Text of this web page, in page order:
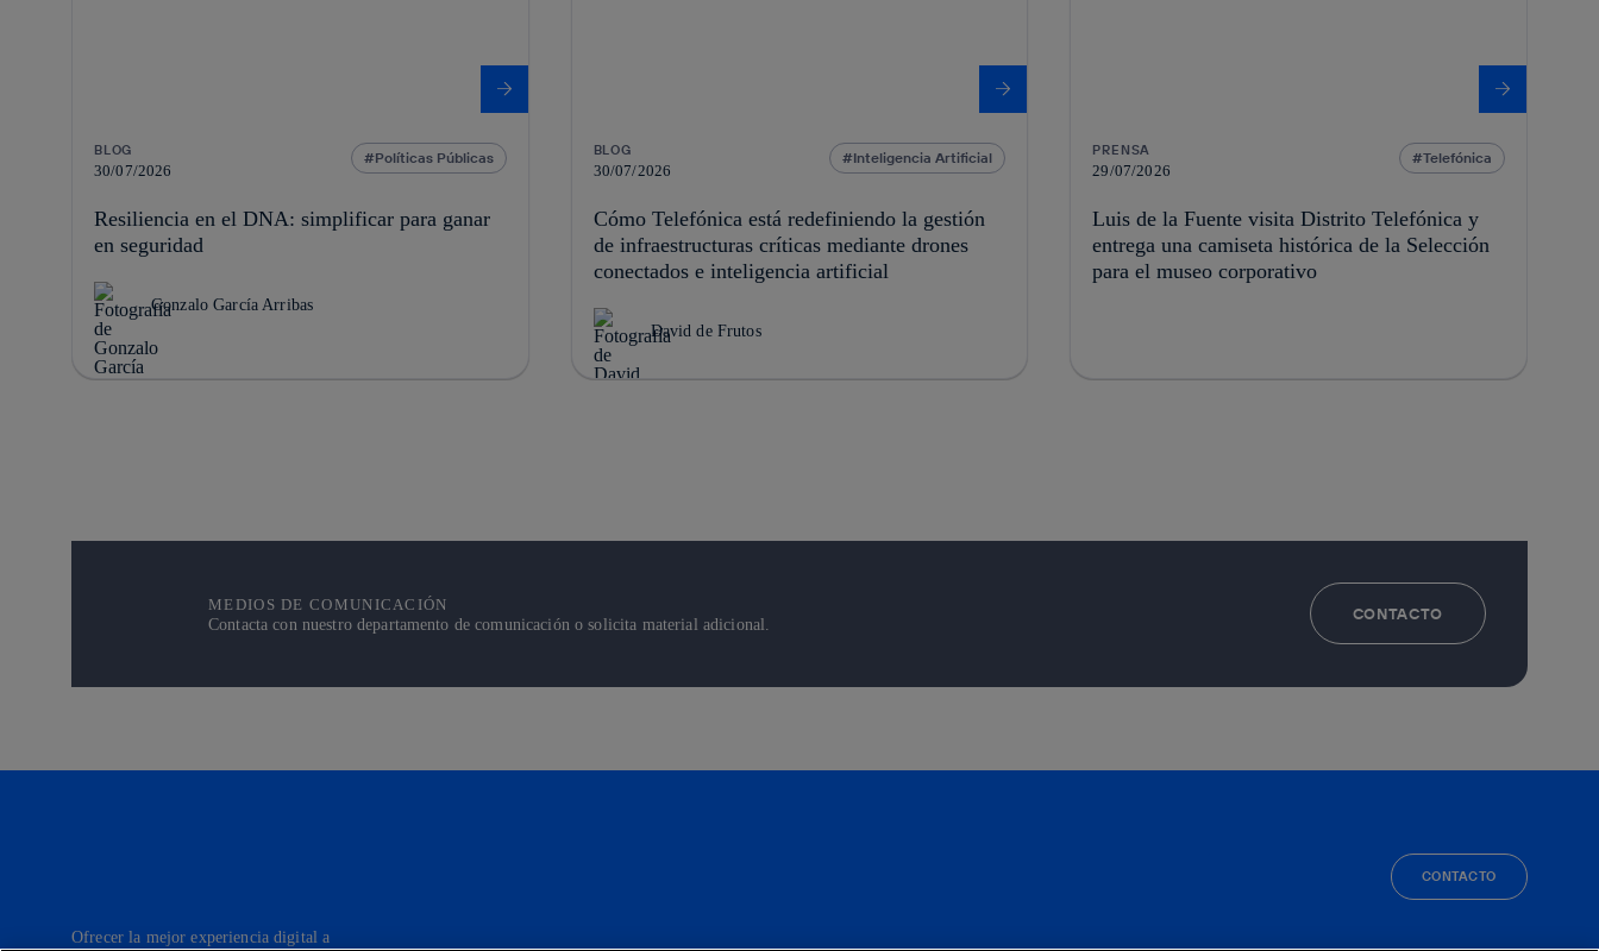
BLOG
30/07/2026
Políticas Públicas
Resiliencia en el DNA: simplificar para ganar
en seguridad
Gonzalo García Arribas
BLOG
30/07/2026
Inteligencia Artificial
Cómo Telefónica está redefiniendo la gestión
de infraestructuras críticas mediante drones
conectados e inteligencia artificial
David de Frutos
PRENSA
29/07/2026
Telefónica
Luis de la Fuente visita Distrito Telefónica y
entrega una camiseta histórica de la Selección
para el museo corporativo
MEDIOS DE COMUNICACIÓN
Contacta con nuestro departamento de comunicación o solicita material adicional.
CONTACTO
Ofrecer la mejor experiencia digital a
youtube
CONTACTO